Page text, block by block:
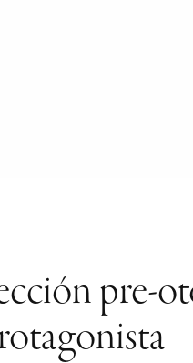
pre-